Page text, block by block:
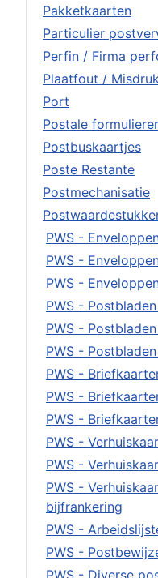
Pakketkaarten
Particulier
Perfin / Firma
Plaatfout /
Port
Postale
Postbuskaartjes
Poste Restante
Postmechanisatie
PWS -
PWS -
PWS -
PWS -
PWS -
PWS -
PWS -
PWS -
PWS -
PWS -
PWS -
PWS -
bijfrankering
PWS -
PWS -
PWS - Diverse